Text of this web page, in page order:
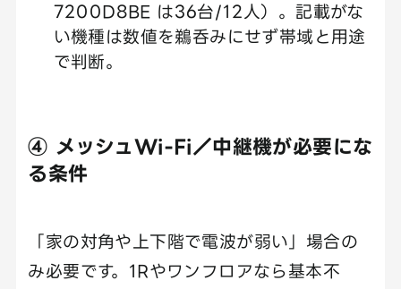
7200D8BE は36台/12人）。記載がな
い機種は数値を鵜呑みにせず帯域と用途
で判断。
④ メッシュWi-Fi／中継機が必要にな
る条件
「家の対角や上下階で電波が弱い」場合の
み必要です。1Rやワンフロアなら基本不